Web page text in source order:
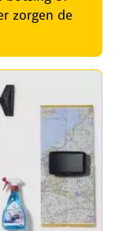
zorgen de